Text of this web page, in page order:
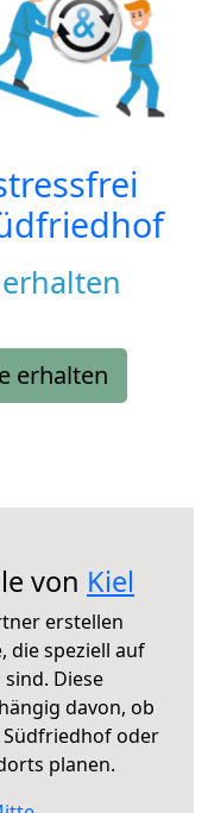
erhalten
von Kiel
erstellen
die speziell auf
Diese
davon, ob
Südfriedhof oder
planen.